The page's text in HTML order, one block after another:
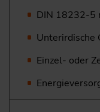
DIN 18232-5
Unterirdische
Einzel- oder